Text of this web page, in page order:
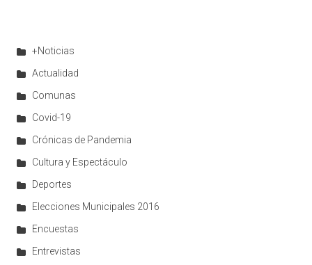
+Noticias
Actualidad
Comunas
Covid-19
Crónicas de Pandemia
Cultura y Espectáculo
Deportes
Elecciones Municipales 2016
Encuestas
Entrevistas